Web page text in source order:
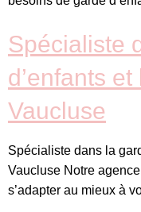
Spécialiste
d’enfants
Vaucluse
Spécialiste dans la
Vaucluse Notre
s’adapter au mieux à